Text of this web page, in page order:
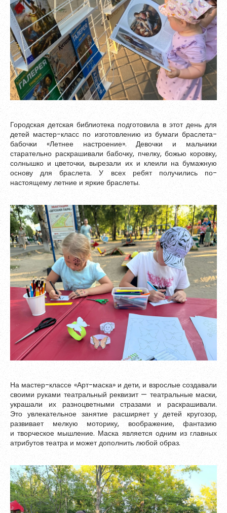
Городская детская библиотека подготовила в этот день для
детей мастер-класс по изготовлению из бумаги браслета-
бабочки «Летнее настроение». Девочки и мальчики
старательно раскрашивали бабочку, пчелку, божью коровку,
солнышко и цветочки, вырезали их и клеили на бумажную
основу для браслета. У всех ребят получились по-
настоящему летние и яркие браслеты.
На мастер-классе «Арт-маска» и дети, и взрослые создавали
своими руками театральный реквизит — театральные маски,
украшали их разноцветными стразами и раскрашивали.
Это увлекательное занятие расширяет у детей кругозор,
развивает мелкую моторику, воображение, фантазию
и творческое мышление. Маска является одним из главных
атрибутов театра и может дополнить любой образ.